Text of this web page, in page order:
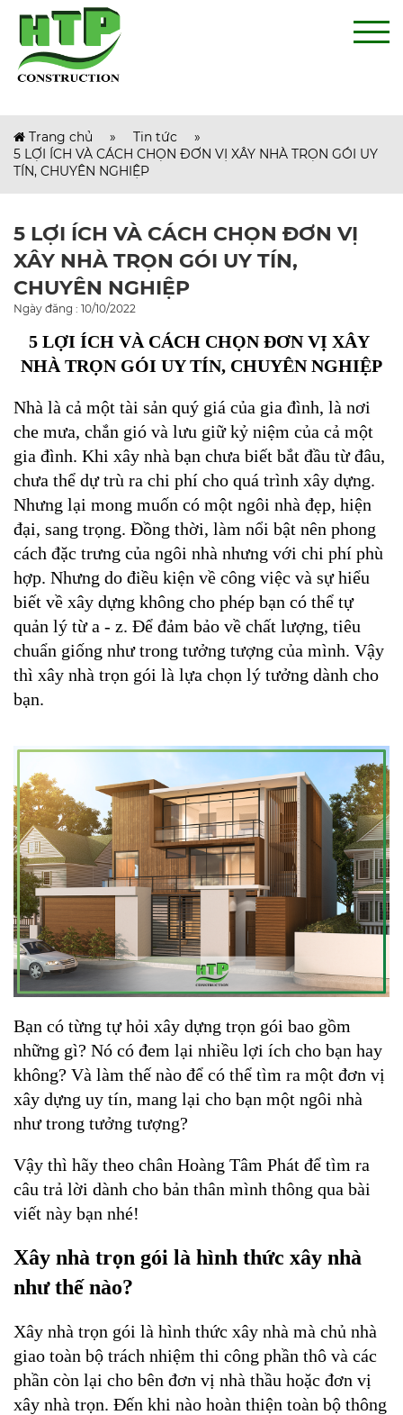
Trang chủ » Tin tức
»
5 LỢI ÍCH VÀ CÁCH CHỌN ĐƠN VỊ XÂY NHÀ TRỌN GÓI UY
TÍN, CHUYÊN NGHIỆP
5 LỢI ÍCH VÀ CÁCH CHỌN ĐƠN VỊ
XÂY NHÀ TRỌN GÓI UY TÍN,
CHUYÊN NGHIỆP
Ngày đăng : 10/10/2022
5 LỢI ÍCH VÀ CÁCH CHỌN ĐƠN VỊ XÂY
NHÀ TRỌN GÓI UY TÍN, CHUYÊN NGHIỆP
Nhà là cả một tài sản quý giá của gia đình, là nơi
che mưa, chắn gió và lưu giữ kỷ niệm của cả một
gia đình. Khi xây nhà bạn chưa biết bắt đầu từ đâu,
chưa thể dự trù ra chi phí cho quá trình xây dựng.
Nhưng lại mong muốn có một ngôi nhà đẹp, hiện
đại, sang trọng. Đồng thời, làm nổi bật nên phong
cách đặc trưng của ngôi nhà nhưng với chi phí phù
hợp. Nhưng do điều kiện về công việc và sự hiểu
biết về xây dựng không cho phép bạn có thể tự
quản lý từ a - z. Để đảm bảo về chất lượng, tiêu
chuẩn giống như trong tưởng tượng của mình. Vậy
thì xây nhà trọn gói là lựa chọn lý tưởng dành cho
bạn.
Bạn có từng tự hỏi xây dựng trọn gói bao gồm
những gì? Nó có đem lại nhiều lợi ích cho bạn hay
không? Và làm thế nào để có thể tìm ra một đơn vị
xây dựng uy tín, mang lại cho bạn một ngôi nhà
như trong tưởng tượng?
Vậy thì hãy theo chân Hoàng Tâm Phát để tìm ra
câu trả lời dành cho bản thân mình thông qua bài
viết này bạn nhé!
Xây nhà trọn gói là hình thức xây nhà
như thế nào?
Xây nhà trọn gói là hình thức xây nhà mà chủ nhà
giao toàn bộ trách nhiệm thi công phần thô và các
phần còn lại cho bên đơn vị nhà thầu hoặc đơn vị
xây nhà trọn. Đến khi nào hoàn thiện toàn bộ thông